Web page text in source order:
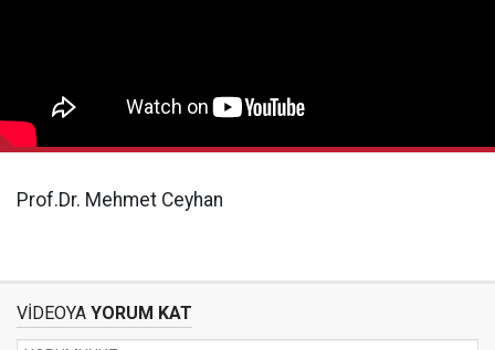
Prof.Dr. Mehmet Ceyhan
VİDEOYA YORUM KAT